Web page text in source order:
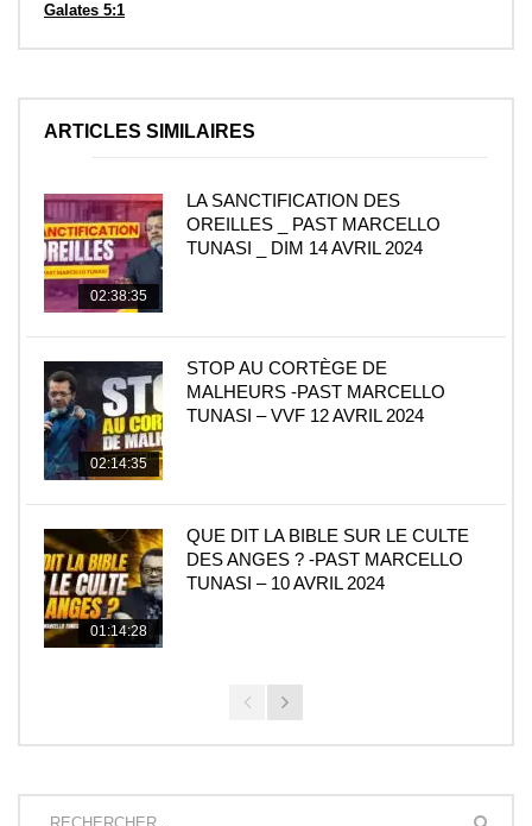
Galates 5:1
ARTICLES SIMILAIRES
02:38:35
LA SANCTIFICATION DES
OREILLES _ PAST MARCELLO
TUNASI _ DIM 14 AVRIL 2024
02:14:35
STOP AU CORTÈGE DE
MALHEURS -PAST MARCELLO
TUNASI – VVF 12 AVRIL 2024
01:14:28
QUE DIT LA BIBLE SUR LE CULTE
DES ANGES ? -PAST MARCELLO
TUNASI – 10 AVRIL 2024